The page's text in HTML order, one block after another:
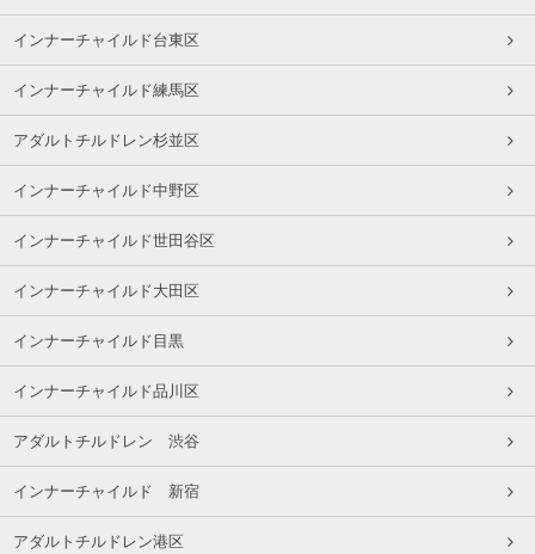
インナーチャイルド台東区
インナーチャイルド練馬区
アダルトチルドレン杉並区
インナーチャイルド中野区
インナーチャイルド世田谷区
インナーチャイルド大田区
インナーチャイルド目黒
インナーチャイルド品川区
アダルトチルドレン 渋谷
インナーチャイルド 新宿
アダルトチルドレン港区